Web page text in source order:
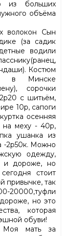
из больших
объёма
волокон Сын
(за садик
водили
Костюм
в Минске
сорочки
с шитьём,
10р, сапоги
осенняя
на меху - 40р,
ушанка из
-2р50к. Можно
одежду,
и дороже, но
стоит
привычке, так
20000,туфли
но это
которая
обуви!
мать за